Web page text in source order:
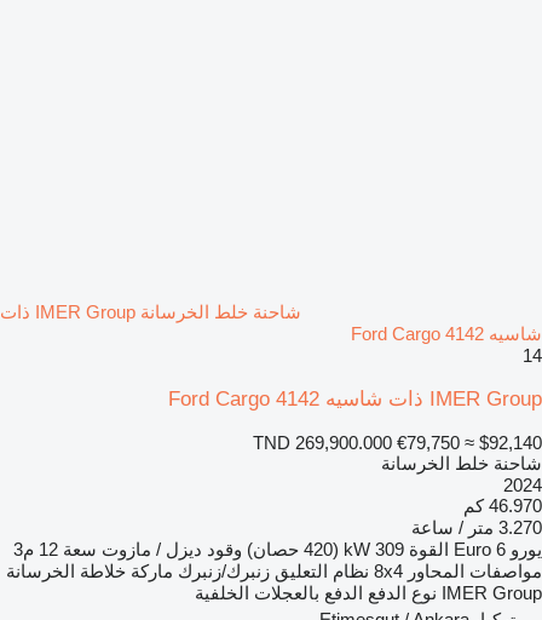
شاحنة خلط الخرسانة IMER Group ذات
شاسيه Ford Cargo 4142
14
IMER Group ذات شاسيه Ford Cargo 4142
TND 269,900.000 €79,750 ≈ $92,140
شاحنة خلط الخرسانة
2024
46.970 كم
3.270 متر / ساعة
يورو Euro 6 القوة 309 kW (420 حصان) وقود ديزل / مازوت سعة 12 م3
مواصفات المحاور 8x4 نظام التعليق زنبرك/زنبرك ماركة خلاطة الخرسانة
IMER Group نوع الدفع الدفع بالعجلات الخلفية